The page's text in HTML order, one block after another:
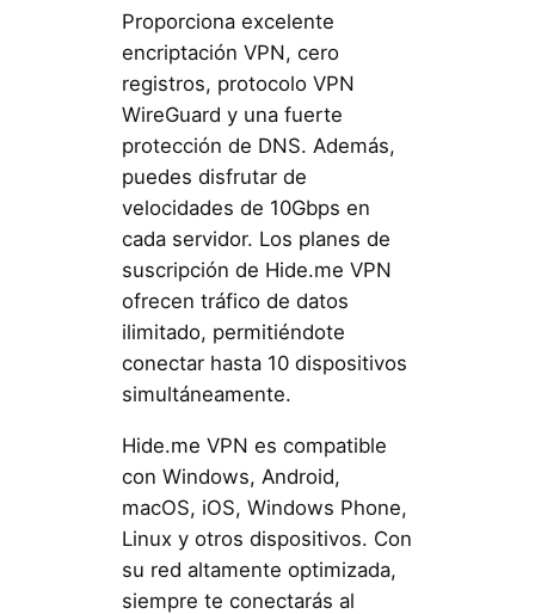
Proporciona excelente
encriptación VPN, cero
registros, protocolo VPN
WireGuard y una fuerte
protección de DNS. Además,
puedes disfrutar de
velocidades de 10Gbps en
cada servidor. Los planes de
suscripción de Hide.me VPN
ofrecen tráfico de datos
ilimitado, permitiéndote
conectar hasta 10 dispositivos
simultáneamente.
Hide.me VPN es compatible
con Windows, Android,
macOS, iOS, Windows Phone,
Linux y otros dispositivos. Con
su red altamente optimizada,
siempre te conectarás al